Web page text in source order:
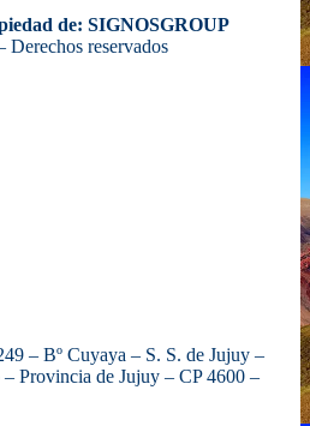
de: SIGNOSGROUP
Derechos reservados
– Bº Cuyaya – S. S. de Jujuy –
Provincia de Jujuy – CP 4600 –